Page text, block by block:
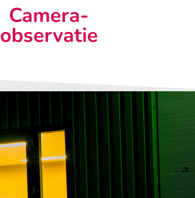
Camera-
observatie